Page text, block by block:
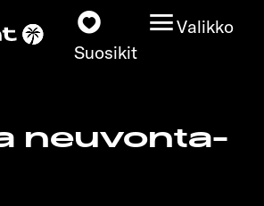
Suosikit
Valikko
neuvonta-